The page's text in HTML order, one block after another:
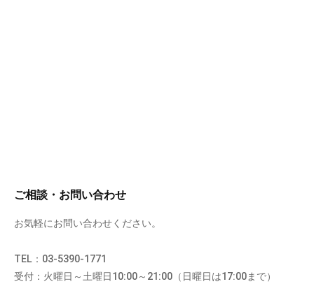
ご相談・お問い合わせ
お気軽にお問い合わせください。
TEL：03-5390-1771
受付：火曜日～土曜日10:00～21:00（日曜日は17:00まで）